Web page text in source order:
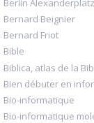
Berlin Alexanderplatz
Bernard Beignier
Bernard Friot
Bible
Biblica, atlas de la
Bien débuter en
Bio-informatique
Bio-informatique